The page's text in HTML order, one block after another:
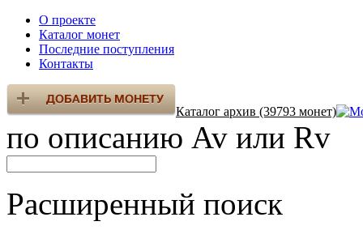
О проекте
Каталог монет
Последние поступления
Контакты
Каталог архив (39793 монет)
по описанию Av или Rv
Расширенный поиск